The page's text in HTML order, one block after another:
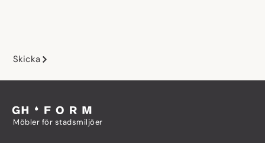
Skicka
Möbler för stadsmiljöer